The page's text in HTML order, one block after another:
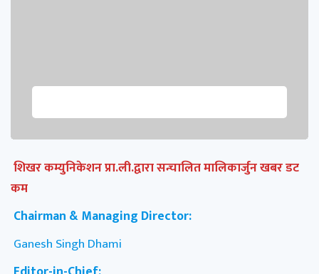
शिखर कम्युनिकेशन प्रा.ली.द्वारा सन्चालित मालिकार्जुन खबर डट
कम
Chairman & Managing Director:
Ganesh Singh Dhami